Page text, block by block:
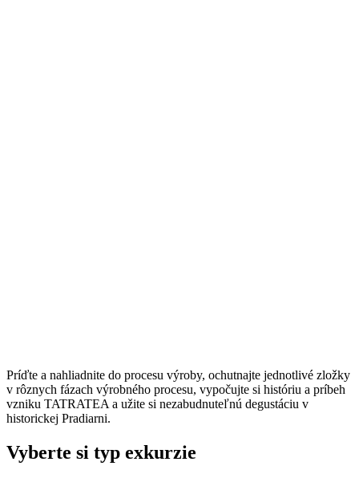
Príďte a nahliadnite do procesu výroby, ochutnajte jednotlivé zložky
v rôznych fázach výrobného procesu, vypočujte si históriu a príbeh
vzniku TATRATEA a užite si nezabudnuteľnú degustáciu v
historickej Pradiarni.
Vyberte si typ exkurzie